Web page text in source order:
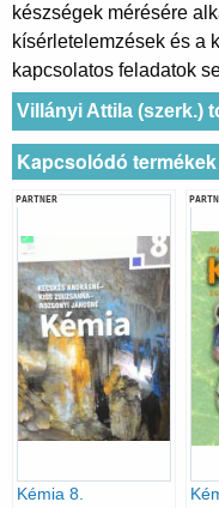
készségek mérésére
kísérletelemzések és a
kapcsolatos feladatok
Villányi Attila (szerk.)
Kapcsolódó termékek
PARTNER
Kémia 8.